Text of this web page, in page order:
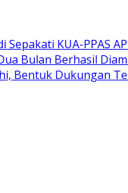
Sepakati KUA-PPAS
Bulan Berhasil
Bentuk Dukungan